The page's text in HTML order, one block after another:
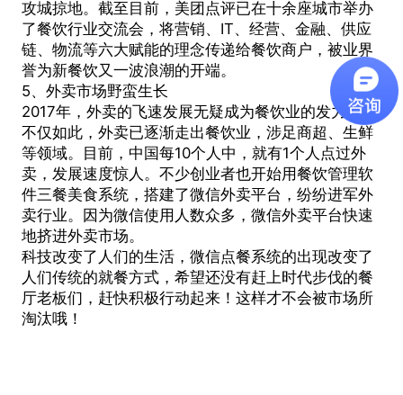
攻城掠地。截至目前，美团点评已在十余座城市举办
了餐饮行业交流会，将营销、IT、经营、金融、供应
链、物流等六大赋能的理念传递给餐饮商户，被业界
誉为新餐饮又一波浪潮的开端。
5、外卖市场野蛮生长
2017年，外卖的飞速发展无疑成为餐饮业的发力点。
不仅如此，外卖已逐渐走出餐饮业，涉足商超、生鲜
等领域。目前，中国每10个人中，就有1个人点过外
卖，发展速度惊人。不少创业者也开始用餐饮管理软
件三餐美食系统，搭建了微信外卖平台，纷纷进军外
卖行业。因为微信使用人数众多，微信外卖平台快速
地挤进外卖市场。
科技改变了人们的生活， 微信点餐系统的出现改变了
人们传统的就餐方式，希望还没有赶上时代步伐的餐
厅老板们，赶快积极行动起来！这样才不会被市场所
淘汰哦！